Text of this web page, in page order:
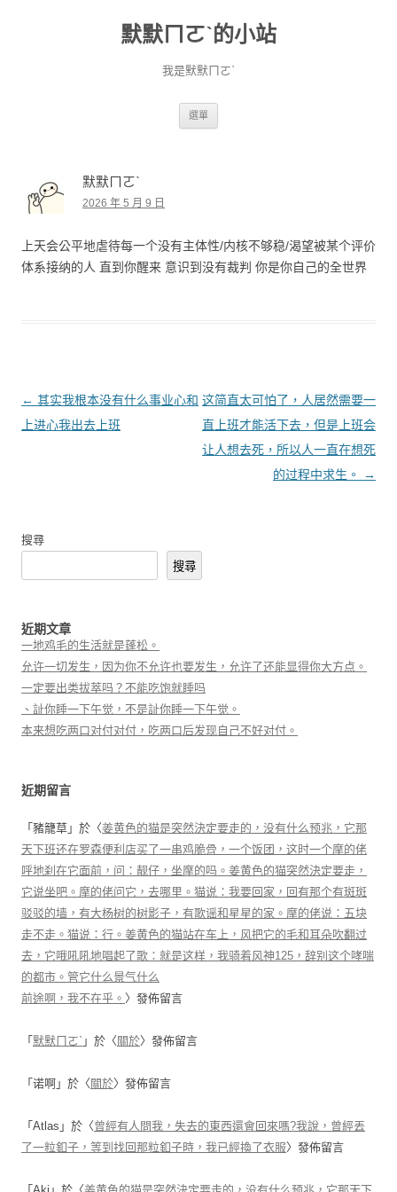
默默ㄇㄛˋ的小站
我是默默ㄇㄛˋ
選單
默默ㄇㄛˋ
2026 年 5 月 9 日
上天会公平地虐待每一个没有主体性/内核不够稳/渴望被某个评价
体系接纳的人 直到你醒来 意识到没有裁判 你是你自己的全世界
文章導覽
← 其实我根本没有什么事业心和
上进心我出去上班
这简直太可怕了，人居然需要一
直上班才能活下去，但是上班会
让人想去死，所以人一直在想死
的过程中求生。
→
搜尋
搜尋
近期文章
一地鸡毛的生活就是蓬松。
允许一切发生，因为你不允许也要发生，允许了还能显得你大方点。
一定要出类拔萃吗？不能吃饱就睡吗
、訨你睡一下午觉，不是訨你睡一下午觉。
本来想吃两口对付对付，吃两口后发现自己不好对付。
近期留言
「 豬籠草 」於〈姜黄色的猫是突然決定要走的，没有什么预兆，它那
天下班还在罗森便利店买了一串鸡脆骨，一个饭团，这时一个摩的佬
呼地刹在它面前，问：靓仔，坐摩的吗。姜黄色的猫突然決定要走，
它说坐吧。摩的佬问它，去哪里。猫说：我要回家，回有那个有斑斑
驳驳的墙，有大杨树的树影子，有歌谣和星星的家。摩的佬说：五块
走不走。猫说：行。姜黄色的猫站在车上，风把它的毛和耳朵吹翻过
去，它哦吼吼地唱起了歌：就是这样，我骑着风神125，辞别这个哮喘
的都市。管它什么景气什么
前途啊，我不在乎。 〉發佈留言
「 默默ㄇㄛˋ 」於〈 關於〉發佈留言
「 诺啊 」於〈 關於〉發佈留言
「 Atlas 」於〈曾經有人問我，失去的東西還會回來嗎?我說，曾經丟
了一粒釦子，等到找回那粒釦子時，我已經換了衣服〉發佈留言